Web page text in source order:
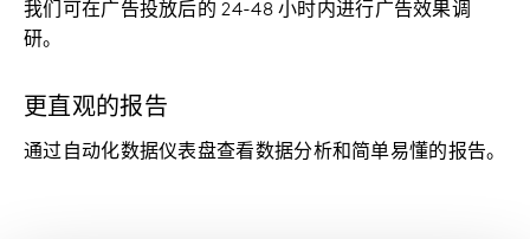
我们可在广告投放后的 24-48 小时内进行广告效果调
研。
更直观的报告
通过自动化数据仪表盘查看数据分析和简单易懂的报告。